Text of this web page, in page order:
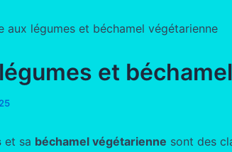
aux légumes et béchamel végétarienne
et
et sa béchamel végétarienne sont des